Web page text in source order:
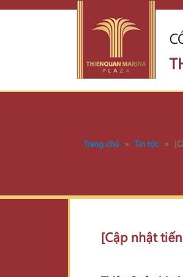
Trang chủ » Tin tức »
[Cập nhật